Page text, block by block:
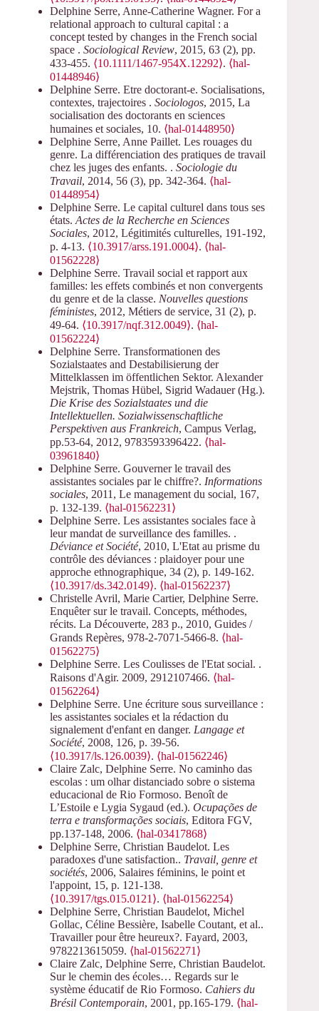
Delphine Serre, Anne-Catherine Wagner. For a
relational approach to cultural capital : a
concept tested by changes in the French social
space . Sociological Review, 2015, 63 (2), pp.
433-455. ⟨10.1111/1467-954X.12292⟩. ⟨hal-
01448946⟩
Delphine Serre. Etre doctorant-e. Socialisations,
contextes, trajectoires . Sociologos, 2015, La
socialisation des doctorants en sciences
humaines et sociales, 10. ⟨hal-01448950⟩
Delphine Serre, Anne Paillet. Les rouages du
genre. La différenciation des pratiques de travail
chez les juges des enfants. . Sociologie du
Travail, 2014, 56 (3), pp. 342-364. ⟨hal-
01448954⟩
Delphine Serre. Le capital culturel dans tous ses
états. Actes de la Recherche en Sciences
Sociales, 2012, Légitimités culturelles, 191-192,
p. 4-13. ⟨10.3917/arss.191.0004⟩. ⟨hal-
01562228⟩
Delphine Serre. Travail social et rapport aux
familles: les effets combinés et non convergents
du genre et de la classe. Nouvelles questions
féministes, 2012, Métiers de service, 31 (2), p.
49-64. ⟨10.3917/nqf.312.0049⟩. ⟨hal-
01562224⟩
Delphine Serre. Transformationen des
Sozialstaates and Destabilisierung der
Mittelklassen im öffentlichen Sektor. Alexander
Mejstrik, Thomas Hübel, Sigrid Wadauer (Hg.).
Die Krise des Sozialstaates und die
Intellektuellen. Sozialwissenschaftliche
Perspektiven aus Frankreich, Campus Verlag,
pp.53-64, 2012, 9783593396422. ⟨hal-
03961840⟩
Delphine Serre. Gouverner le travail des
assistantes sociales par le chiffre?. Informations
sociales, 2011, Le management du social, 167,
p. 132-139. ⟨hal-01562231⟩
Delphine Serre. Les assistantes sociales face à
leur mandat de surveillance des familles. .
Déviance et Société, 2010, L'Etat au prisme du
contrôle des déviances : plaidoyer pour une
approche ethnographique, 34 (2), p. 149-162.
⟨10.3917/ds.342.0149⟩. ⟨hal-01562237⟩
Christelle Avril, Marie Cartier, Delphine Serre.
Enquêter sur le travail. Concepts, méthodes,
récits. La Découverte, 283 p., 2010, Guides /
Grands Repères, 978-2-7071-5466-8. ⟨hal-
01562275⟩
Delphine Serre. Les Coulisses de l'Etat social. .
Raisons d'Agir. 2009, 2912107466. ⟨hal-
01562264⟩
Delphine Serre. Une écriture sous surveillance :
les assistantes sociales et la rédaction du
signalement d'enfant en danger. Langage et
Société, 2008, 126, p. 39-56.
⟨10.3917/ls.126.0039⟩. ⟨hal-01562246⟩
Claire Zalc, Delphine Serre. No caminho das
escolas : um olhar distanciado sobre o sistema
educacional de Rio Formoso. Benoît de
L’Estoile e Lygia Sygaud (ed.). Ocupações de
terra e transformações sociais, Editora FGV,
pp.137-148, 2006. ⟨hal-03417868⟩
Delphine Serre, Christian Baudelot. Les
paradoxes d'une satisfaction.. Travail, genre et
sociétés, 2006, Salaires féminins, le point et
l'appoint, 15, p. 121-138.
⟨10.3917/tgs.015.0121⟩. ⟨hal-01562254⟩
Delphine Serre, Christian Baudelot, Michel
Gollac, Céline Bessière, Isabelle Coutant, et al..
Travailler pour être heureux?. Fayard, 2003,
9782213615059. ⟨hal-01562271⟩
Claire Zalc, Delphine Serre, Christian Baudelot.
Sur le chemin des écoles… Regards sur le
système éducatif de Rio Formoso. Cahiers du
Brésil Contemporain, 2001, pp.165-179. ⟨hal-